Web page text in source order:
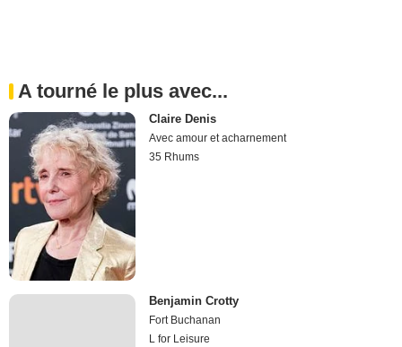
A tourné le plus avec...
Claire Denis
Avec amour et acharnement
35 Rhums
Benjamin Crotty
Fort Buchanan
L for Leisure